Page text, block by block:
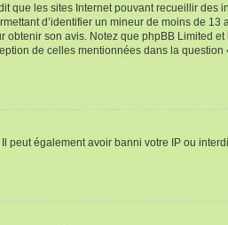
que les sites Internet pouvant recueillir des
d’identifier un mineur de moins de
son avis. Notez que phpBB Limited
de celles mentionnées dans la
également avoir banni votre IP ou